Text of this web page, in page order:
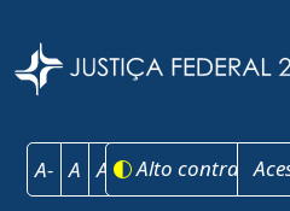
A- A A+ Alto contraste